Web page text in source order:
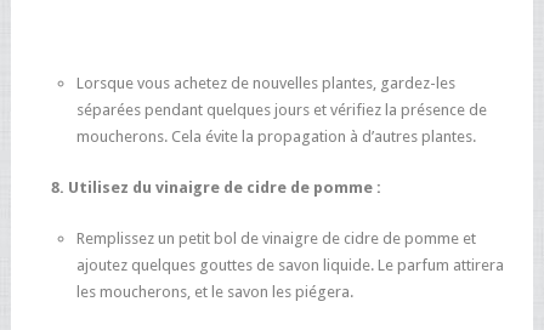
Lorsque vous achetez de nouvelles plantes, gardez-les
séparées pendant quelques jours et vérifiez la présence de
moucherons. Cela évite la propagation à d’autres plantes.
8. Utilisez du vinaigre de cidre de pomme :
Remplissez un petit bol de vinaigre de cidre de pomme et
ajoutez quelques gouttes de savon liquide. Le parfum attirera
les moucherons, et le savon les piégera.